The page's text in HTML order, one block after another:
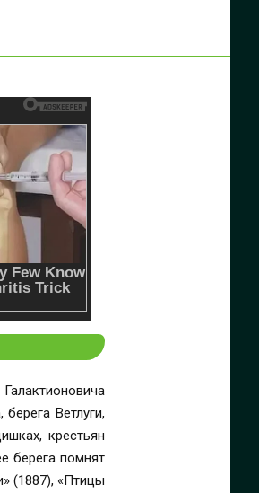
Ветлуги,
крестьян
берега помнят
(1887), «Птицы